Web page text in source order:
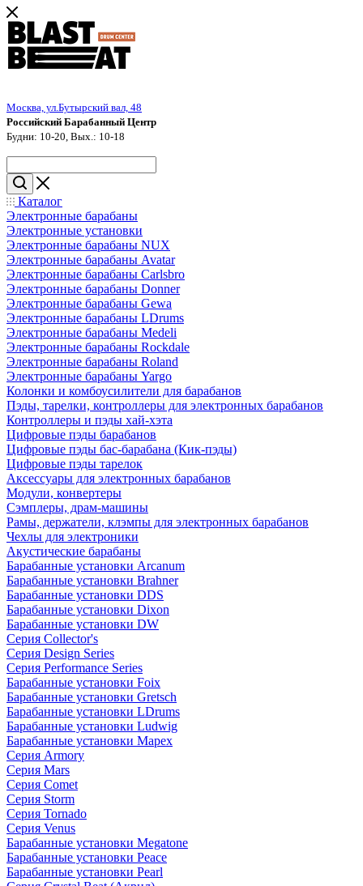
Москва, ул.Бутырский вал, 48
Российский Барабанный Центр
Будни: 10-20, Вых.: 10-18
Каталог
Электронные барабаны
Электронные установки
Электронные барабаны NUX
Электронные барабаны Avatar
Электронные барабаны Carlsbro
Электронные барабаны Donner
Электронные барабаны Gewa
Электронные барабаны LDrums
Электронные барабаны Medeli
Электронные барабаны Rockdale
Электронные барабаны Roland
Электронные барабаны Yargo
Колонки и комбоусилители для барабанов
Пэды, тарелки, контроллеры для электронных барабанов
Контроллеры и пэды хай-хэта
Цифровые пэды барабанов
Цифровые пэды бас-барабана (Кик-пэды)
Цифровые пэды тарелок
Аксессуары для электронных барабанов
Модули, конвертеры
Сэмплеры, драм-машины
Рамы, держатели, клэмпы для электронных барабанов
Чехлы для электроники
Акустические барабаны
Барабанные установки Arcanum
Барабанные установки Brahner
Барабанные установки DDS
Барабанные установки Dixon
Барабанные установки DW
Серия Collector's
Серия Design Series
Серия Performance Series
Барабанные установки Foix
Барабанные установки Gretsch
Барабанные установки LDrums
Барабанные установки Ludwig
Барабанные установки Mapex
Серия Armory
Серия Mars
Серия Comet
Серия Storm
Серия Tornado
Серия Venus
Барабанные установки Megatone
Барабанные установки Peace
Барабанные установки Pearl